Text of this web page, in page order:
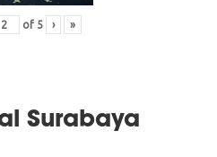
of 5 › »
Surabaya